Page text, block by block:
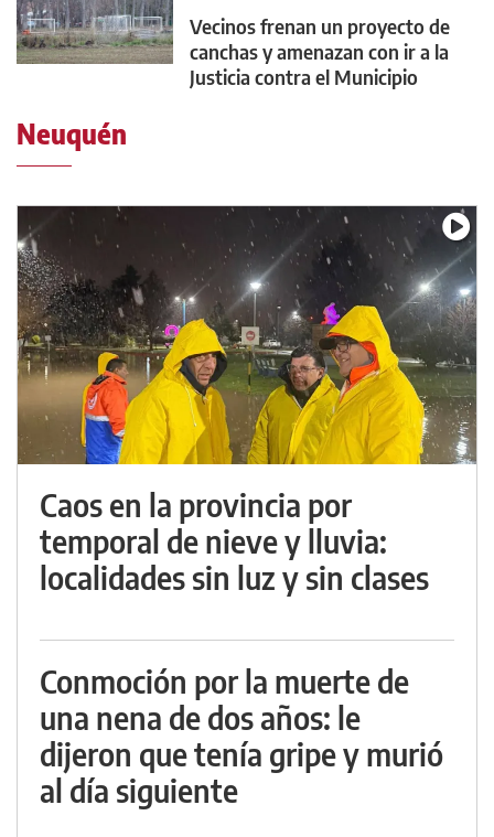
Vecinos frenan un proyecto de
canchas y amenazan con ir a la
Justicia contra el Municipio
Neuquén
Caos en la provincia por
temporal de nieve y lluvia:
localidades sin luz y sin clases
Conmoción por la muerte de
una nena de dos años: le
dijeron que tenía gripe y murió
al día siguiente